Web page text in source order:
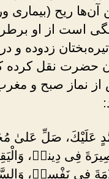
آن‌ها ریح (بیماری
است از او
زدوده و
حضرت نقل کرده
نماز صبح و
عَلَيْكَ، صَلِّ عَلىٰ
فِى دِينىٖ،
فِى نَفْسىٖ،